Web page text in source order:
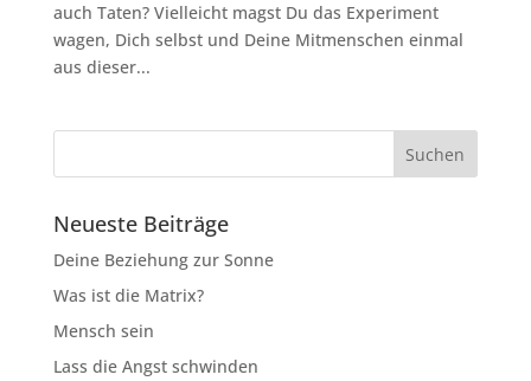
auch Taten? Vielleicht magst Du das Experiment
wagen, Dich selbst und Deine Mitmenschen einmal
aus dieser...
Neueste Beiträge
Deine Beziehung zur Sonne
Was ist die Matrix?
Mensch sein
Lass die Angst schwinden